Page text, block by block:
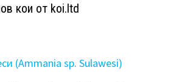
кои от koi.ltd